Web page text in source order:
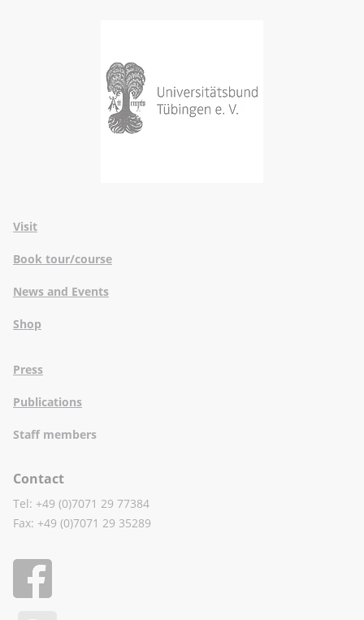
Visit
Book tour/course
News and Events
Shop
Press
Publications
Staff members
Contact
Tel: +49 (0)7071 29 77384
Fax: +49 (0)7071 29 35289